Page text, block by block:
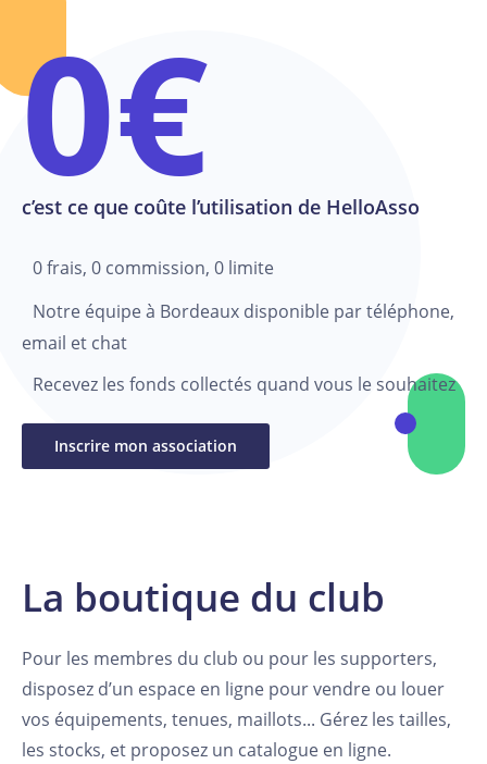
0€
c’est ce que coûte l’utilisation de HelloAsso
0 frais, 0 commission, 0 limite
Notre équipe à Bordeaux disponible par téléphone,
email et chat
Recevez les fonds collectés quand vous le souhaitez
Inscrire mon association
La boutique du club
Pour les membres du club ou pour les supporters,
disposez d’un espace en ligne pour vendre ou louer
vos équipements, tenues, maillots... Gérez les tailles,
les stocks, et proposez un catalogue en ligne.